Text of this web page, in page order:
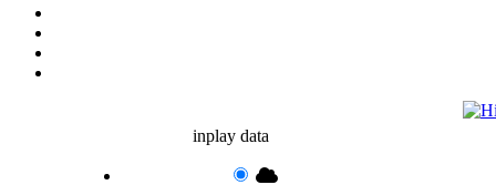
inplay data